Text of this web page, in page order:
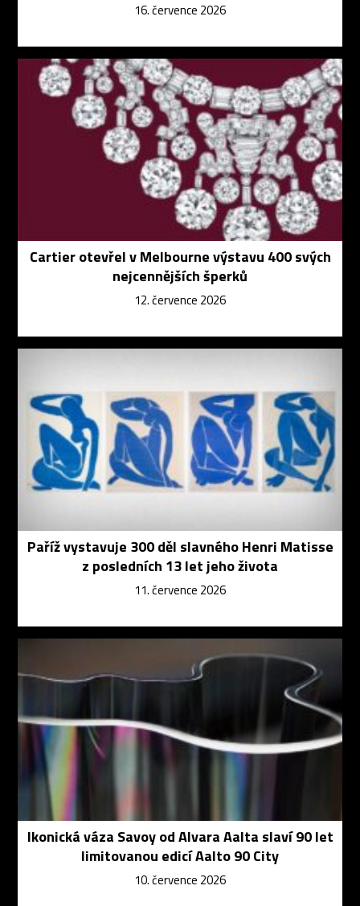
16. července 2026
Cartier otevřel v Melbourne výstavu 400 svých
nejcennějších šperků
12. července 2026
Paříž vystavuje 300 děl slavného Henri Matisse
z posledních 13 let jeho života
11. července 2026
Ikonická váza Savoy od Alvara Aalta slaví 90 let
limitovanou edicí Aalto 90 City
10. července 2026